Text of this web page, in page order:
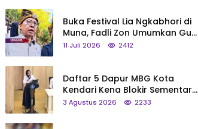
Buka Festival Lia Ngkabhori di
Muna, Fadli Zon Umumkan Gua
Metanduno Segera Naik Status
11 Juli 2026 2412
Daftar 5 Dapur MBG Kota
Kendari Kena Blokir Sementara
dari Pusat
3 Agustus 2026 2233